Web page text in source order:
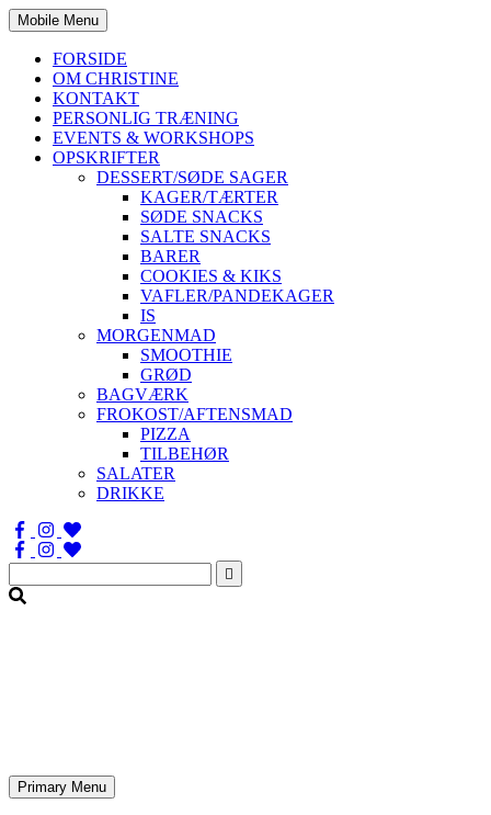
Mobile Menu
FORSIDE
OM CHRISTINE
KONTAKT
PERSONLIG TRÆNING
EVENTS & WORKSHOPS
OPSKRIFTER
DESSERT/SØDE SAGER
KAGER/TÆRTER
SØDE SNACKS
SALTE SNACKS
BARER
COOKIES & KIKS
VAFLER/PANDEKAGER
IS
MORGENMAD
SMOOTHIE
GRØD
BAGVÆRK
FROKOST/AFTENSMAD
PIZZA
TILBEHØR
SALATER
DRIKKE
Søg
efter:
Primary Menu